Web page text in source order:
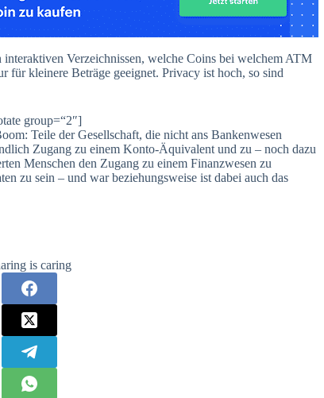
Verzeichnissen, welche Coins bei welchem ATM
für kleinere Beträge geeignet. Privacy ist hoch, so sind
group=“2″]
Teile der Gesellschaft, die nicht ans Bankenwesen
Zugang zu einem Konto-Äquivalent und zu – noch dazu
Menschen den Zugang zu einem Finanzwesen zu
zu sein – und war beziehungsweise ist dabei auch das
is caring